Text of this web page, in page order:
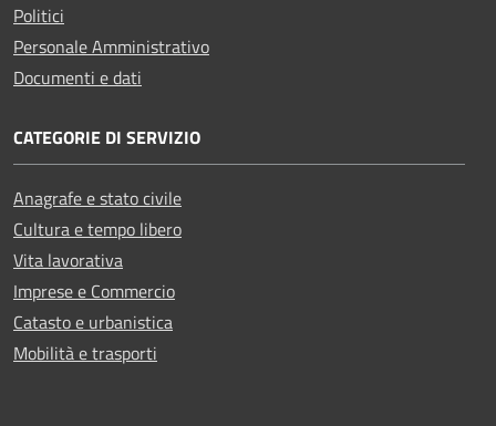
Politici
Personale Amministrativo
Documenti e dati
CATEGORIE DI SERVIZIO
Anagrafe e stato civile
Cultura e tempo libero
Vita lavorativa
Imprese e Commercio
Catasto e urbanistica
Mobilità e trasporti